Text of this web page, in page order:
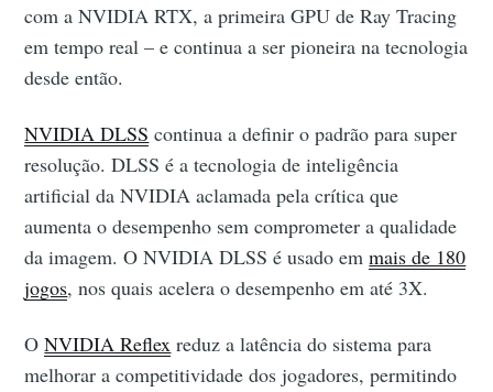
com a NVIDIA RTX, a primeira GPU de Ray Tracing
em tempo real – e continua a ser pioneira na tecnologia
desde então.
NVIDIA DLSS continua a definir o padrão para super
resolução. DLSS é a tecnologia de inteligência
artificial da NVIDIA aclamada pela crítica que
aumenta o desempenho sem comprometer a qualidade
da imagem. O NVIDIA DLSS é usado emmais de 180
jogos, nos quais acelera o desempenho em até 3X.
ONVIDIA Reflex reduz a latência do sistema para
melhorar a competitividade dos jogadores, permitindo